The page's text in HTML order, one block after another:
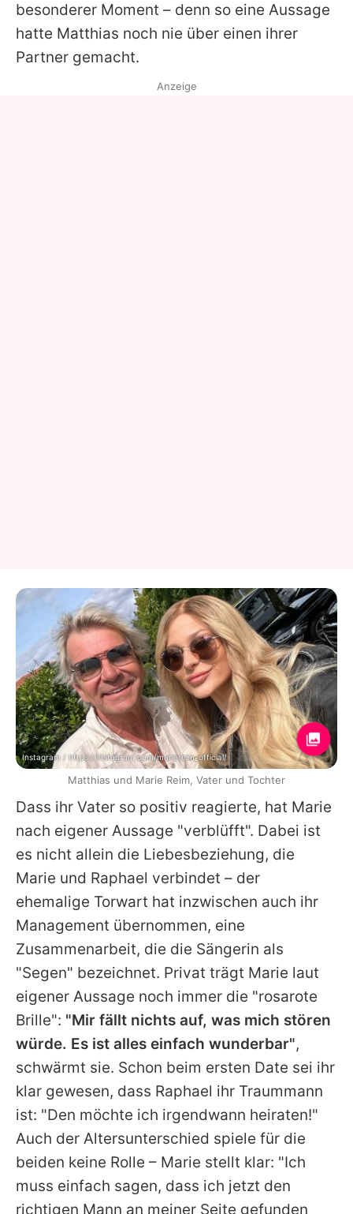
besonderer Moment – denn so eine Aussage
hatte Matthias noch nie über einen ihrer
Partner gemacht.
Dass ihr Vater so positiv reagierte, hat Marie
nach eigener Aussage "verblüfft". Dabei ist
es nicht allein die Liebesbeziehung, die
Marie und Raphael verbindet – der
ehemalige Torwart hat inzwischen auch ihr
Management übernommen, eine
Zusammenarbeit, die die Sängerin als
"Segen" bezeichnet. Privat trägt Marie laut
eigener Aussage noch immer die "rosarote
Brille": "Mir fällt nichts auf, was mich stören
würde. Es ist alles einfach wunderbar",
schwärmt sie. Schon beim ersten Date sei ihr
klar gewesen, dass Raphael ihr Traummann
ist: "Den möchte ich irgendwann heiraten!"
Auch der Altersunterschied spiele für die
beiden keine Rolle – Marie stellt klar: "Ich
muss einfach sagen, dass ich jetzt den
richtigen Mann an meiner Seite gefunden
Anzeige
Instagram / https://instagram.com/mariereim_official/
Matthias und Marie Reim, Vater und Tochter